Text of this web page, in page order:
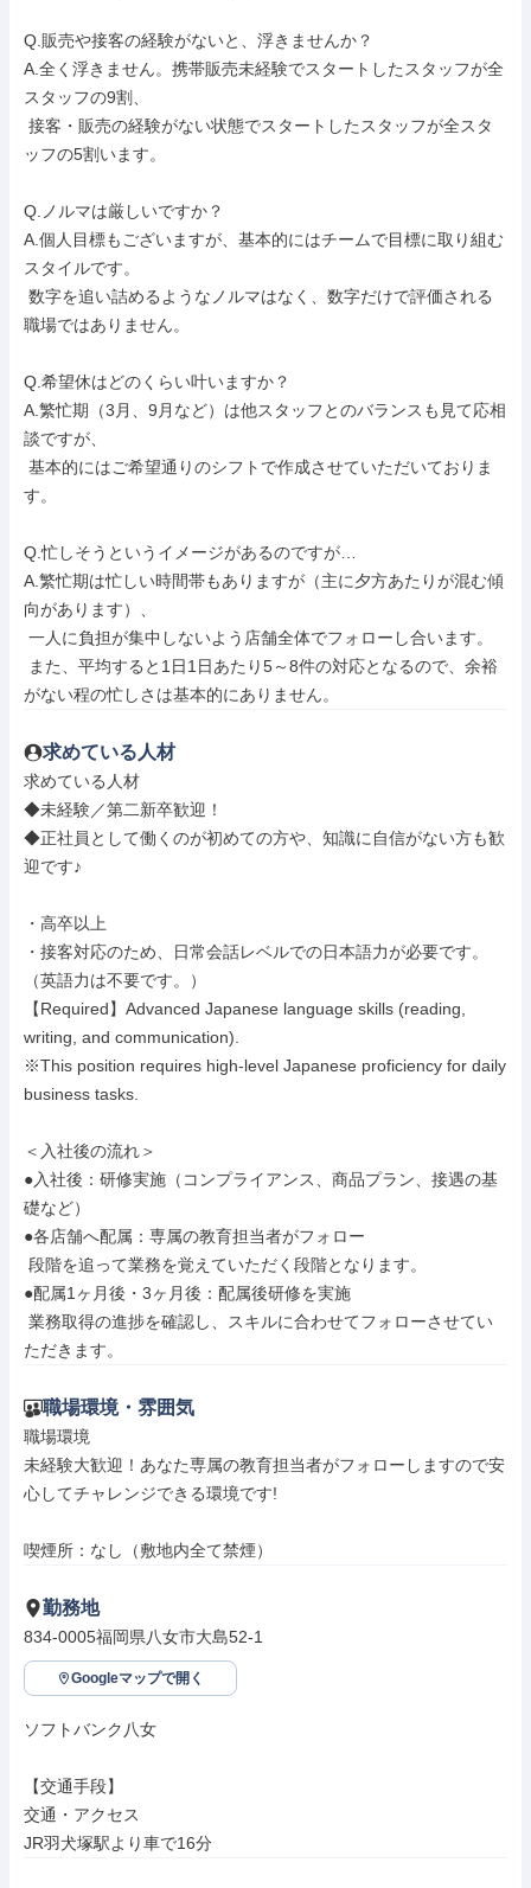
Q.販売や接客の経験がないと、浮きませんか？
A.全く浮きません。携帯販売未経験でスタートしたスタッフが全
スタッフの9割、
ッフの5割います。
Q.ノルマは厳しいですか？
A.個人目標もございますが、基本的にはチームで目標に取り組む
スタイルです。
職場ではありません。
Q.希望休はどのくらい叶いますか？
A.繁忙期（3月、9月など）は他スタッフとのバランスも見て応相
談ですが、
す。
Q.忙しそうというイメージがあるのですが…
A.繁忙期は忙しい時間帯もありますが（主に夕方あたりが混む傾
向があります）、
がない程の忙しさは基本的にありません。
求めている人材
求めている人材
◆未経験／第二新卒歓迎！
◆正社員として働くのが初めての方や、知識に自信がない方も歓
迎です♪
・高卒以上
・接客対応のため、日常会話レベルでの日本語力が必要です。
（英語力は不要です。）
【Required】Advanced Japanese language skills (reading,
writing, and communication).
※This position requires high-level Japanese proficiency for daily
business tasks.
＜入社後の流れ＞
●入社後：研修実施（コンプライアンス、商品プラン、接遇の基
礎など）
●各店舗へ配属：専属の教育担当者がフォロー
●配属1ヶ月後・3ヶ月後：配属後研修を実施
ただきます。
職場環境・雰囲気
職場環境
未経験大歓迎！あなた専属の教育担当者がフォローしますので安
心してチャレンジできる環境です!
喫煙所：なし（敷地内全て禁煙）
勤務地
834-0005福岡県八女市大島52-1
Googleマップで開く
ソフトバンク八女
【交通手段】
交通・アクセス
JR羽犬塚駅より車で16分